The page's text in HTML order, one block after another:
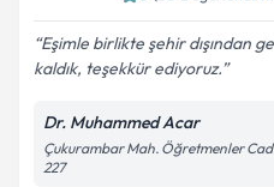
Eşimle birlikte şehir dışından
kaldık, teşekkür ediyoruz.
Dr. Muhammed Acar
Çukurambar Mah. Öğretmenler
227